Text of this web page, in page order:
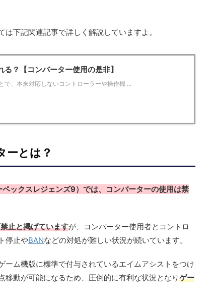
下記関連記事で詳しく解説していますよ。
？【コンバーター使用の是非】
で、本来対応しないコントローラーや操作機 ...
ーとは？
ックスレジェンズ9） では、コンバーターの使用は禁
止と掲げていますが、コンバーター使用者とコントロ
停止やBANなどの対処が難しい状況が続いています。
ーム機版に標準で付与されているエイムアシストをつけ
動が可能になるため、圧倒的に有利な状況となりゲー